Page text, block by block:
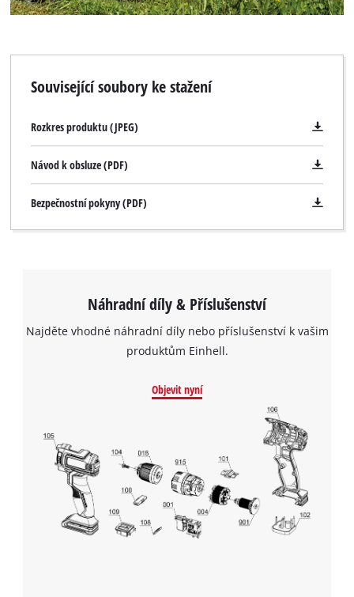
Související soubory ke stažení
Rozkres produktu (JPEG)
Návod k obsluze (PDF)
Bezpečnostní pokyny (PDF)
Náhradní díly & Příslušenství
Najděte vhodné náhradní díly nebo příslušenství k vašim
produktům Einhell.
Objevit nyní